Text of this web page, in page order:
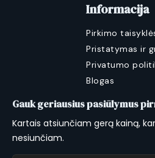
Informacija
Pirkimo
Pristatymas ir
Privatumo
Blogas
Gauk geriausius pasiūlymus
Kartais atsiunčiam gerą kainą,
nesiunčiam.